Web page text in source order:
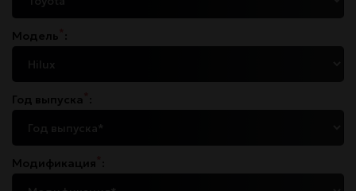
Модель :
Год выпуска :
Модификация :